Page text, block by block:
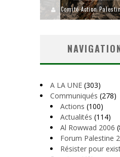
8 août 2026
A LA UNE (303)
Communiqués (278)
Actions (100)
Actualités (114)
Al Rowwad 2006
Forum Palestine
Résister pour